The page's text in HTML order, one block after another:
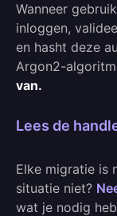
Wanneer
inloggen,
en hasht deze
Argon2-
van.
Lees de
Elke migratie is
situatie niet?
wat je nodig